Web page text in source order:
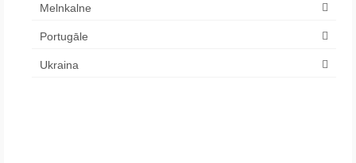
Melnkalne
Portugāle
Ukraina